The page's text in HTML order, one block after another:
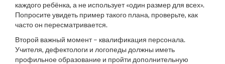
каждого ребёнка, а не использует «один размер для всех».
Попросите увидеть пример такого плана, проверьте, как
часто он пересматривается.
Второй важный момент – квалификация персонала.
Учителя, дефектологи и логопеды должны иметь
профильное образование и пройти дополнительную